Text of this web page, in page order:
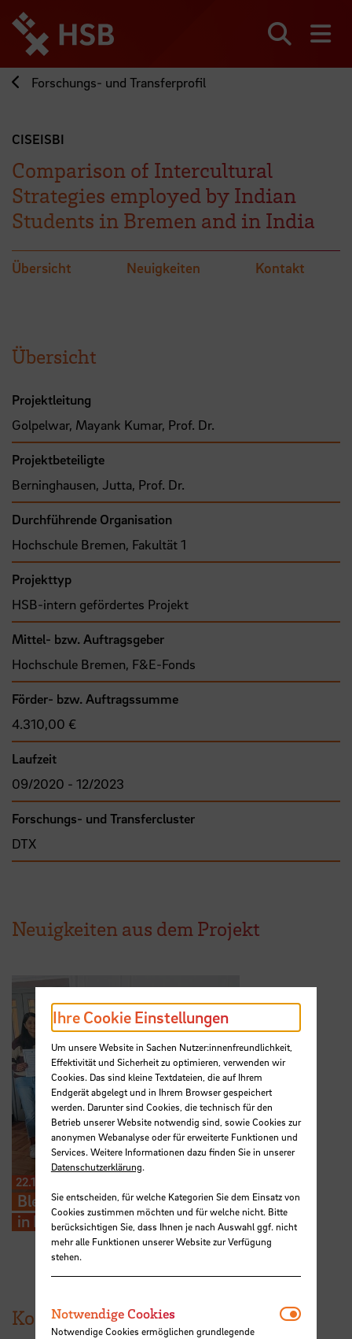
zum
Seiteninhalt
springen
Forschungs- und Transferprofil
CISEISBI
Comparison of Intercultural
Strategies employed by Indian
Students in Bremen and in India
Übersicht Neuigkeiten Kontakt
Übersicht
Projektleitung
Golpelwar, Mayank Kumar, Prof. Dr.
Projektbeteiligte
Berninghausen, Jutta, Prof. Dr.
Durchführende Organisation
Hochschule Bremen, Fakultät 1
Projekttyp
HSB-intern gefördertes Projekt
Mittel- bzw. Auftragsgeber
Hochschule Bremen, F&E-Fonds
Förder- bzw. Auftragssumme
4.310,00 €
Laufzeit
09/2020 - 12/2023
Forschungs- und Transfercluster
DTX
Neuigkeiten aus dem Projekt
22.11.2023
Blended-Intensive Programme
in Rumänien
Kontakte
Ihre Cookie Einstellungen
Um unsere Website in Sachen Nutzer:innenfreundlichkeit,
Effektivität und Sicherheit zu optimieren, verwenden wir
Cookies. Das sind kleine Textdateien, die auf Ihrem
Endgerät abgelegt und in Ihrem Browser gespeichert
werden. Darunter sind Cookies, die technisch für den
Betrieb unserer Website notwendig sind, sowie Cookies zur
anonymen Webanalyse oder für erweiterte Funktionen und
Services. Weitere Informationen dazu finden Sie in unserer
Datenschutzerklärung.
Sie entscheiden, für welche Kategorien Sie dem Einsatz von
Cookies zustimmen möchten und für welche nicht. Bitte
berücksichtigen Sie, dass Ihnen je nach Auswahl ggf. nicht
mehr alle Funktionen unserer Website zur Verfügung
stehen.
Notwendige Cookies
Notwendige Cookies ermöglichen grundlegende